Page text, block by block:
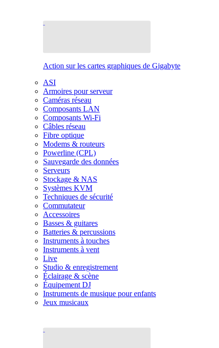
Action sur les cartes graphiques de Gigabyte
ASI
Armoires pour serveur
Caméras réseau
Composants LAN
Composants Wi-Fi
Câbles réseau
Fibre optique
Modems & routeurs
Powerline (CPL)
Sauvegarde des données
Serveurs
Stockage & NAS
Systèmes KVM
Techniques de sécurité
Commutateur
Accessoires
Basses & guitares
Batteries & percussions
Instruments à touches
Instruments à vent
Live
Studio & enregistrement
Éclairage & scène
Équipement DJ
Instruments de musique pour enfants
Jeux musicaux